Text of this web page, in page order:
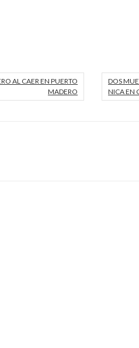
AL CAER EN PUERTO
MADERO
DOS
NICA EN